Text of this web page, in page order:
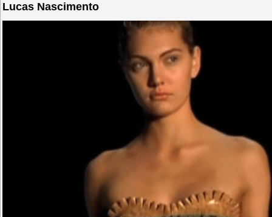
Lucas Nascimento